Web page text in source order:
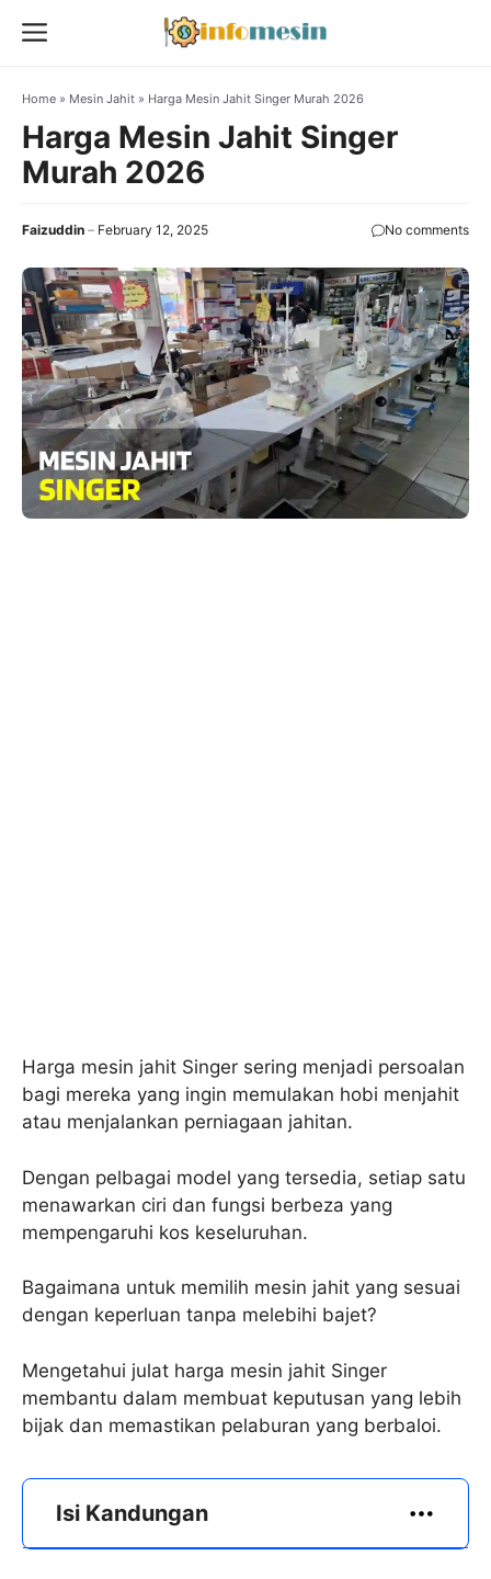
Menu
Home » Mesin Jahit » Harga Mesin Jahit Singer Murah 2026
Harga Mesin Jahit Singer
Murah 2026
Faizuddin February 12, 2025 No comments
Harga mesin jahit Singer sering menjadi persoalan
bagi mereka yang ingin memulakan hobi menjahit
atau menjalankan perniagaan jahitan.
Dengan pelbagai model yang tersedia, setiap satu
menawarkan ciri dan fungsi berbeza yang
mempengaruhi kos keseluruhan.
Bagaimana untuk memilih mesin jahit yang sesuai
dengan keperluan tanpa melebihi bajet?
Mengetahui julat harga mesin jahit Singer
membantu dalam membuat keputusan yang lebih
bijak dan memastikan pelaburan yang berbaloi.
Isi Kandungan